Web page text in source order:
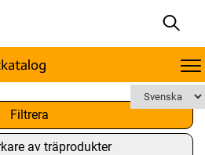
Filtrera
av träprodukter
x